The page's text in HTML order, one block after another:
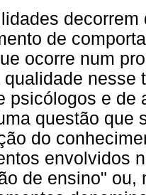
de
ocorre num
qualidade nesse
psicólogos e de
questão que
do
envolvidos
de ensino"